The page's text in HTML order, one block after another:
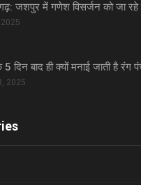
जशपुर में गणेश विसर्जन को जा
5 दिन बाद ही क्यों मनाई जाती है
2025